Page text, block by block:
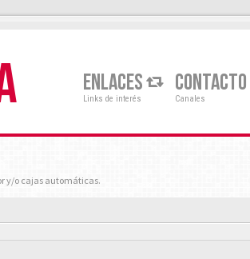
ENLACES
Links de interés
CONTACTO
Canales
y/o cajas automáticas.